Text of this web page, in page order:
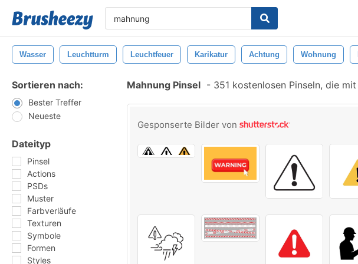
Wasser Leuchtturm Leuchtfeuer Karikatur Achtung Wohnung
Sortieren nach:
Bester Treffer
Neueste
Dateityp
Pinsel
Actions
PSDs
Muster
Farbverläufe
Texturen
Symbole
Formen
Styles
Mahnung Pinsel - 351 kostenlosen Pinseln, die mit
Gesponserte Bilder von